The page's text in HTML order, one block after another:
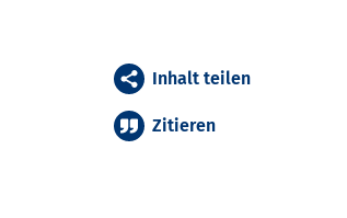
Inhalt teilen
Zitieren